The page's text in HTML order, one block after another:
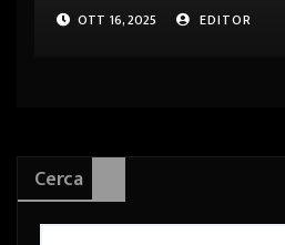
OTT 16, 2025 EDITOR
Cerca